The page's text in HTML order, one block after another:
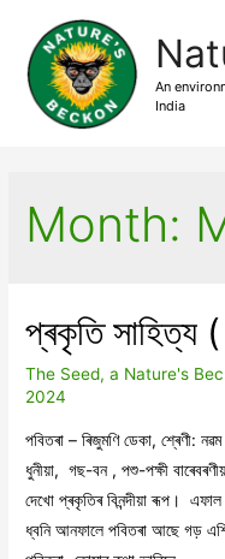
An
India
Month:
প্ৰকৃতি সাহিত্য
The Seed, a Nature's
2024
পবিতৰা – ৰিজুমণি ডেকা, শ্ৰেণী:
ধুনীয়া, গছ-বন , পশু-পক্ষী
দেখো প্ৰকৃতিৰ বিনন্দীয়া ৰূপ। এফাল
ধ্বনি আনফালে পবিতৰা আছে গড়